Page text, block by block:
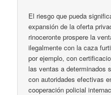
El riesgo que pueda
expansión de la oferta
rinoceronte prospere la
ilegalmente con la caza
por ejemplo, con
las ventas a determinados
con autoridades efectivas
cooperación policial